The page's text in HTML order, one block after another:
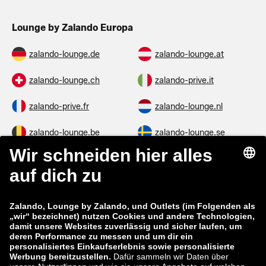
Lounge by Zalando Europa
zalando-lounge.de zalando-lounge.at
zalando-lounge.ch zalando-prive.it
zalando-prive.fr zalando-lounge.nl
zalando-lounge.be zalando-lounge.se
zalando-lounge.fi zalando-lounge.dk
zalando-lounge.co.uk
zalando-prive.es zalando-lounge.cz
zalando-lounge.lt zalando-lounge.sk
zalando-lounge.ro zalando-lounge.hr